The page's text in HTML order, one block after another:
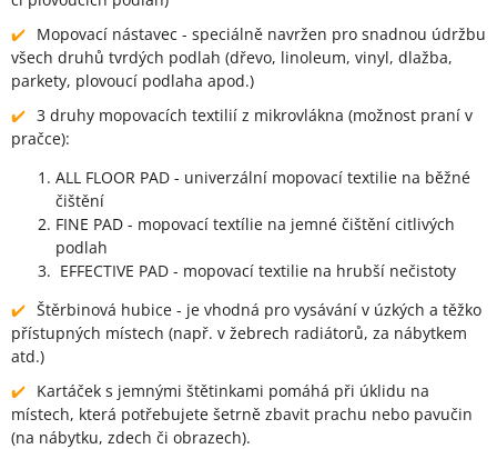
Mopovací nástavec - speciálně navržen pro snadnou údržbu
všech druhů tvrdých podlah (dřevo, linoleum, vinyl, dlažba,
parkety, plovoucí podlaha apod.)
3 druhy mopovacích textilií z mikrovlákna (možnost praní v
pračce):
ALL FLOOR PAD - univerzální mopovací textilie na běžné
čištění
FINE PAD - mopovací textílie na jemné čištění citlivých
podlah
EFFECTIVE PAD - mopovací textilie na hrubší nečistoty
Štěrbinová hubice - je vhodná pro vysávání v úzkých a těžko
přístupných místech (např. v žebrech radiátorů, za nábytkem
atd.)
Kartáček s jemnými štětinkami pomáhá při úklidu na
místech, která potřebujete šetrně zbavit prachu nebo pavučin
(na nábytku, zdech či obrazech).